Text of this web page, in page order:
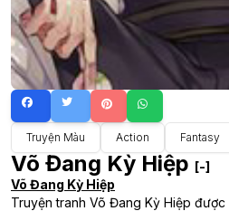
Truyện Màu Action Fantasy
Võ Đang Kỳ Hiệp [-]
Võ Đang Kỳ Hiệp
Truyện tranh Võ Đang Kỳ Hiệp